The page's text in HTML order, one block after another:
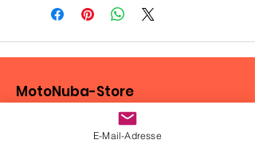
MotoNuba-Store
Oberes Stengeli 3
CH-3150 Schwarzenburg
E-Mail-Adresse